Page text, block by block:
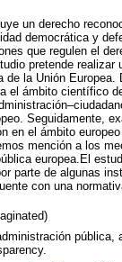
un derecho
democrática y
que regulen el
pretende
la Unión
el ámbito científico
Seguidamente,
en el ámbito
mención a los
europea.El
parte de algunas
con una